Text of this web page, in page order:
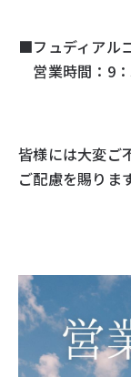
■フュディアル
営業時間：9
皆様には大変ご
ご配慮を賜りま